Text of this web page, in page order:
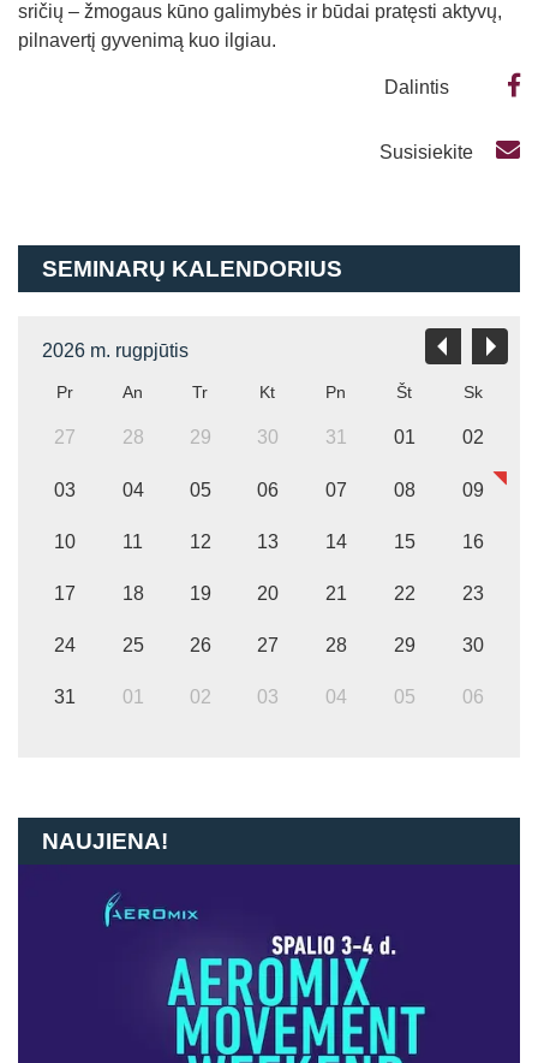
sričių – žmogaus kūno galimybės ir būdai pratęsti aktyvų,
pilnavertį gyvenimą kuo ilgiau.
Dalintis
Susisiekite
SEMINARŲ KALENDORIUS
2026 m. rugpjūtis
Pr An Tr Kt Pn Št Sk
27 28 29 30 31 01 02
03 04 05 06 07 08 09
10 11 12 13 14 15 16
17 18 19 20 21 22 23
24 25 26 27 28 29 30
31 01 02 03 04 05 06
NAUJIENA!